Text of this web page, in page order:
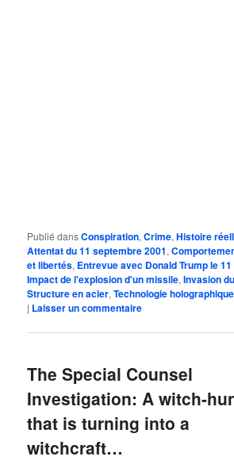
Publié dansConspiration,Crime,Histoire
Attentat du 11 septembre 2001,
et libertés, Entrevue avec Donald Trump le
Impact de l'explosion d'un missile,Invasion
Structure en acier,Technologie holographique
| Laisser un commentaire
The Special Counsel
Investigation: A witch-
that is turning into a
witchcraft…